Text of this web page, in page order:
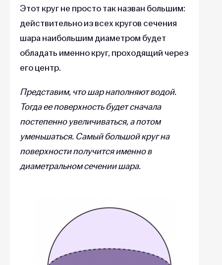
Этот круг не просто так назван большим:
действительно из всех кругов сечения
шара наибольшим диаметром будет
обладать именно круг, проходящий через
его центр.
Представим, что шар наполняют водой.
Тогда ее поверхность будет сначала
постепенно увеличиваться, а потом
уменьшаться. Самый большой круг на
поверхности получится именно в
диаметральном сечении шара.